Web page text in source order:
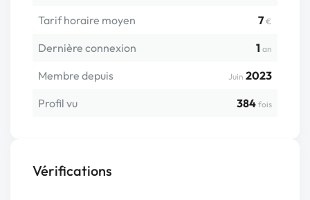
Tarif horaire moyen 7 €
Dernière connexion 1 an
Membre depuis Juin 2023
Profil vu
384 fois
Vérifications